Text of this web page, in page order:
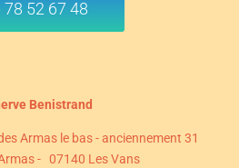
78 52 67 48
Benistrand
Armas le bas - anciennement 31
- 07140 Les Vans